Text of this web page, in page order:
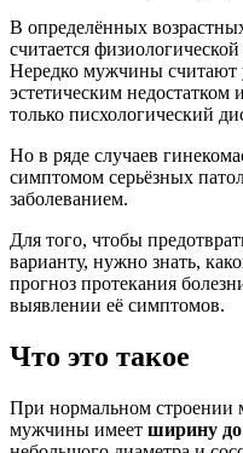
В определённых
считается
Нередко мужчины считают
эстетическим
только писхологический
Но в ряде случаев
симптомом серьёзных
заболеванием.
Для того, чтобы
варианту, нужно знать,
прогноз протекания
выявлении её симптомов.
Что это такое
При нормальном строении
мужчины имеет ширину